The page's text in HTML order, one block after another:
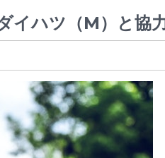
イハツ（M）と協